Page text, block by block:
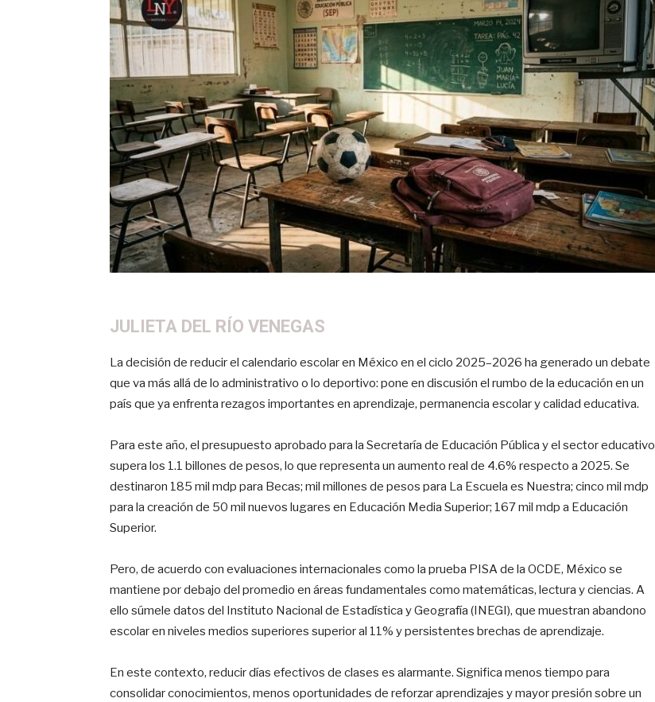
JULIETA DEL RÍO VENEGAS
La decisión de reducir el calendario escolar en México en el ciclo 2025–2026 ha generado un debate
que va más allá de lo administrativo o lo deportivo: pone en discusión el rumbo de la educación en un
país que ya enfrenta rezagos importantes en aprendizaje, permanencia escolar y calidad educativa.
Para este año, el presupuesto aprobado para la Secretaría de Educación Pública y el sector educativo
supera los 1.1 billones de pesos, lo que representa un aumento real de 4.6% respecto a 2025. Se
destinaron 185 mil mdp para Becas; mil millones de pesos para La Escuela es Nuestra; cinco mil mdp
para la creación de 50 mil nuevos lugares en Educación Media Superior; 167 mil mdp a Educación
Superior.
Pero, de acuerdo con evaluaciones internacionales como la prueba PISA de la OCDE, México se
mantiene por debajo del promedio en áreas fundamentales como matemáticas, lectura y ciencias. A
ello súmele datos del Instituto Nacional de Estadística y Geografía (INEGI), que muestran abandono
escolar en niveles medios superiores superior al 11% y persistentes brechas de aprendizaje.
En este contexto, reducir días efectivos de clases es alarmante. Significa menos tiempo para
consolidar conocimientos, menos oportunidades de reforzar aprendizajes y mayor presión sobre un